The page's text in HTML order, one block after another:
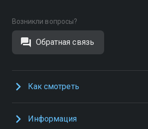
Возникли вопросы?
Обратная связь
Как смотреть
Информация